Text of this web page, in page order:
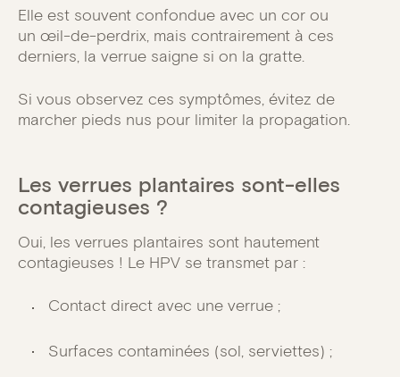
Elle est souvent confondue avec un cor ou
un œil-de-perdrix, mais contrairement à ces
derniers, la verrue saigne si on la gratte.
Si vous observez ces symptômes, évitez de
marcher pieds nus pour limiter la propagation.
Les verrues plantaires sont-elles
contagieuses ?
Oui, les verrues plantaires sont hautement
contagieuses ! Le HPV se transmet par :
Contact direct avec une verrue ;
Surfaces contaminées (sol, serviettes) ;